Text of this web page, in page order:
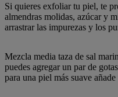
Si quieres exfoliar tu piel, te
almendras molidas, azúcar y
arrastrar las impurezas y los
Mezcla media taza de sal
puedes agregar un par de
para una piel más suave